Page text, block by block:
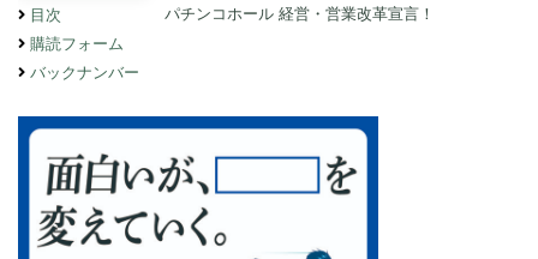
目次
購読フォーム
バックナンバー
パチンコホール 経営・営業改革宣言！